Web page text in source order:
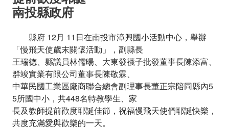
南投縣政府
縣府 12月 11日在南投市漳興國小活動中心，舉辦
「慢飛天使歲末關懷活動」，副縣長
王瑞德、縣議員林儒暘、大東發襪子批發董事長陳添富、
群竣實業有限公司董事長陳敬霖、
中華民國工業區廠商聯合總會副理事長董正宗陪同縣內5
5所國中小，共448名特教學生、家
長及教師提前歡度耶誕佳節，祝福慢飛天使們耶誕快樂，
共度充滿愛與歡樂的一天。